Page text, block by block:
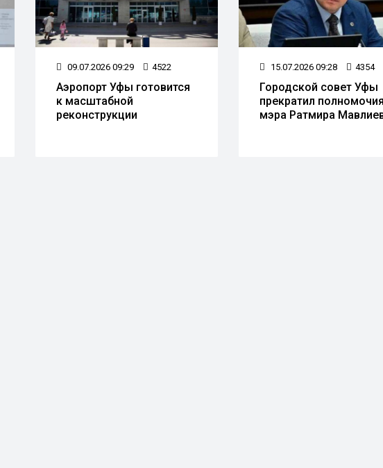
09.07.2026 09:29 4522
Аэропорт Уфы готовится
к масштабной
реконструкции
15.07.2026 09:28 4354
Городской совет Уфы
прекратил полномочия
мэра Ратмира